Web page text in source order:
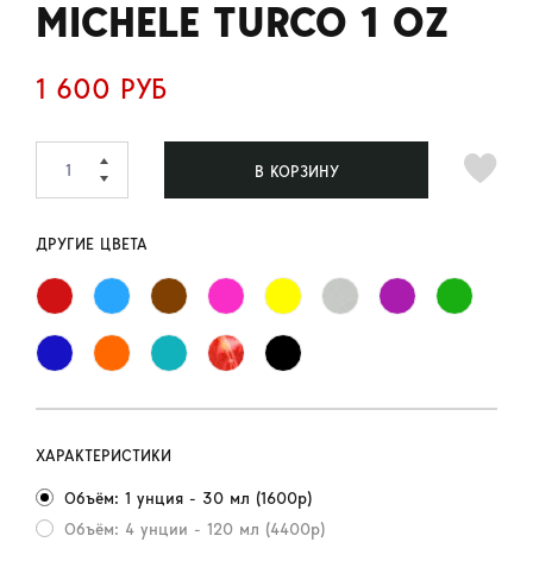
MICHELE TURCO 1 OZ
1 600 РУБ
В КОРЗИНУ
ДРУГИЕ ЦВЕТА
ХАРАКТЕРИСТИКИ
Объём: 1 унция - 30 мл (1600р)
Объём: 4 унции - 120 мл (4400р)